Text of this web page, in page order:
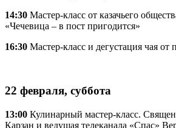
14:30 Мастер-класс от казачьего
«Чечевица – в пост пригодится»
16:30 Мастер-класс и дегустация чая от
22 февраля, суббота
13:00 Кулинарный мастер-класс.
Карзан и ведущая телеканала «Спас»